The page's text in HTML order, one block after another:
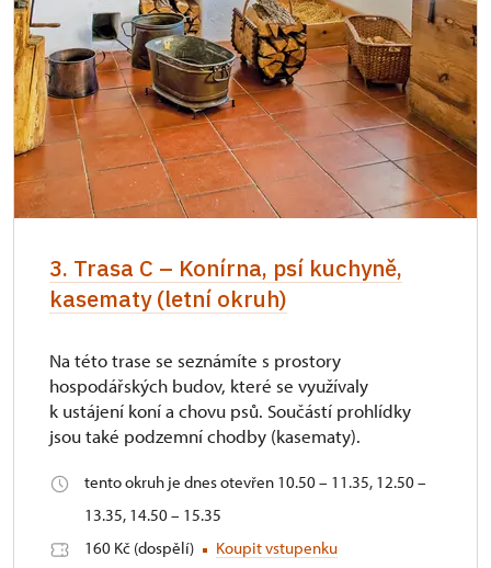
3. Trasa C – Konírna, psí kuchyně,
kasematy (letní okruh)
Na této trase se seznámíte s prostory
hospodářských budov, které se využívaly
k ustájení koní a chovu psů. Součástí prohlídky
jsou také podzemní chodby (kasematy).
tento okruh je dnes otevřen 10.50 – 11.35, 12.50 –
13.35, 14.50 – 15.35
160 Kč (dospělí)
Koupit vstupenku